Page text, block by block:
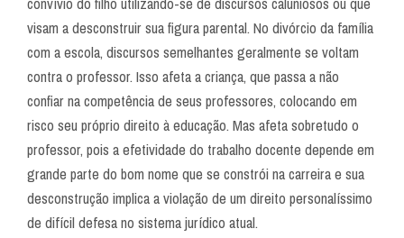
visam a desconstruir sua figura parental. No divórcio da família
com a escola, discursos semelhantes geralmente se voltam
contra o professor. Isso afeta a criança, que passa a não
confiar na competência de seus professores, colocando em
risco seu próprio direito à educação. Mas afeta sobretudo o
professor, pois a efetividade do trabalho docente depende em
grande parte do bom nome que se constrói na carreira e sua
desconstrução implica a violação de um direito personalíssimo
de difícil defesa no sistema jurídico atual.